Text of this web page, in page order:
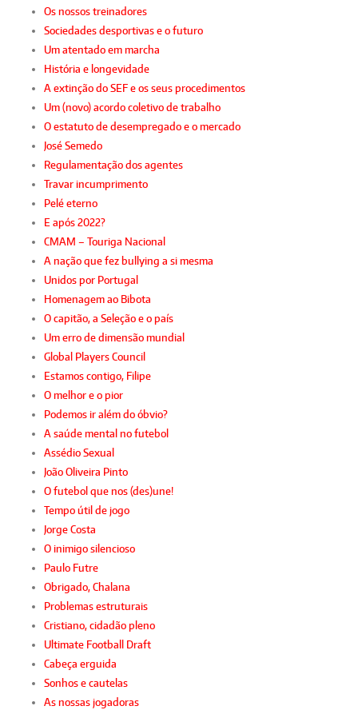
Os nossos treinadores
Sociedades desportivas e o futuro
Um atentado em marcha
História e longevidade
A extinção do SEF e os seus procedimentos
Um (novo) acordo coletivo de trabalho
O estatuto de desempregado e o mercado
José Semedo
Regulamentação dos agentes
Travar incumprimento
Pelé eterno
E após 2022?
CMAM – Touriga Nacional
A nação que fez bullying a si mesma
Unidos por Portugal
Homenagem ao Bibota
O capitão, a Seleção e o país
Um erro de dimensão mundial
Global Players Council
Estamos contigo, Filipe
O melhor e o pior
Podemos ir além do óbvio?
A saúde mental no futebol
Assédio Sexual
João Oliveira Pinto
O futebol que nos (des)une!
Tempo útil de jogo
Jorge Costa
O inimigo silencioso
Paulo Futre
Obrigado, Chalana
Problemas estruturais
Cristiano, cidadão pleno
Ultimate Football Draft
Cabeça erguida
Sonhos e cautelas
As nossas jogadoras